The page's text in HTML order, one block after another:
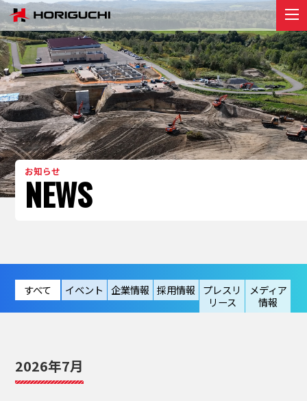
堀口組のこと
ABOUT
プロジェクト
PROJECT
リクルート
RECRUIT
お知らせ
NEWS
すべて イベント 企業情報 採用情報
プレスリ
リース
メディア
情報
2026年7月